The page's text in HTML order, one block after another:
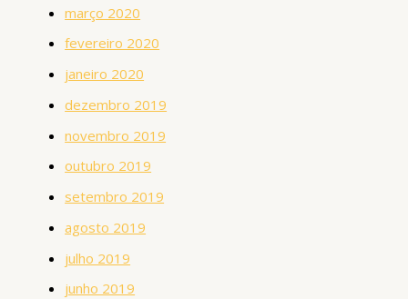
março 2020
fevereiro 2020
janeiro 2020
dezembro 2019
novembro 2019
outubro 2019
setembro 2019
agosto 2019
julho 2019
junho 2019